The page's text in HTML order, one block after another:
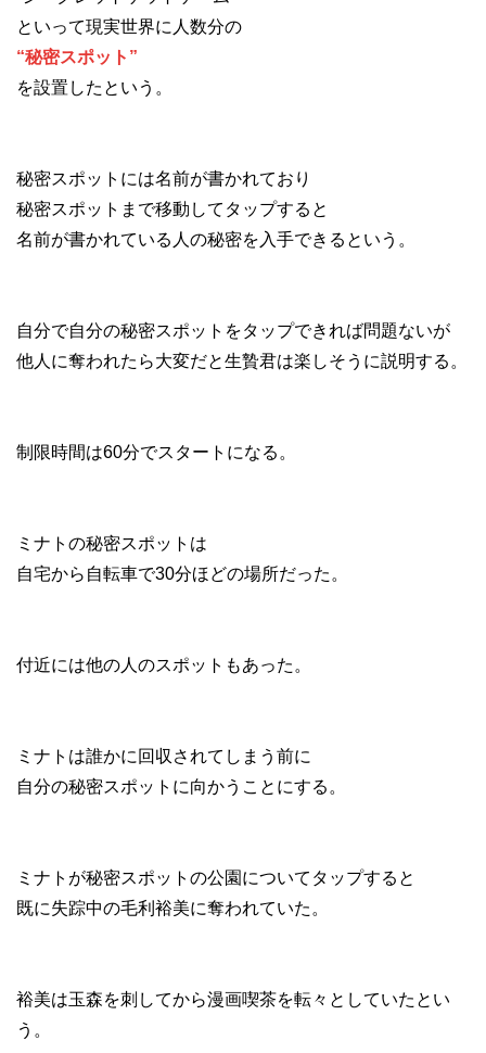
といって現実世界に人数分の
“秘密スポット”
を設置したという。
秘密スポットには名前が書かれており
秘密スポットまで移動してタップすると
名前が書かれている人の秘密を入手できるという。
自分で自分の秘密スポットをタップできれば問題ないが
他人に奪われたら大変だと生贄君は楽しそうに説明する。
制限時間は60分でスタートになる。
ミナトの秘密スポットは
自宅から自転車で30分ほどの場所だった。
付近には他の人のスポットもあった。
ミナトは誰かに回収されてしまう前に
自分の秘密スポットに向かうことにする。
ミナトが秘密スポットの公園についてタップすると
既に失踪中の毛利裕美に奪われていた。
裕美は玉森を刺してから漫画喫茶を転々としていたとい
う。